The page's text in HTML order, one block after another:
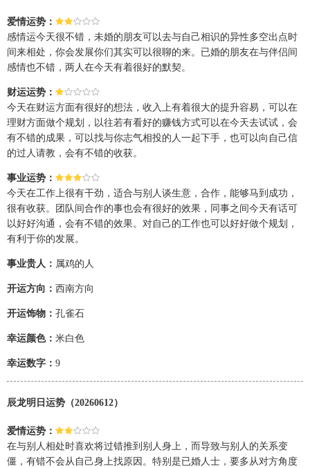
爱情运势：
感情运今天很不错，未婚的朋友可以去与自己相识的异性多空出点时
间来相处，你会发展你们其实可以很聊的来。已婚的朋友在与伴侣间
感情也不错，两人在今天有着很好的默契。
财运运势：
今天在财运方面有很好的想法，收入上有着很大的提升容易，可以在
理财方面做个规划，以往若有看好的赚钱方式可以在今天去试试，会
有不错的成果，可以找与你志气相投的人一起下手，也可以向自己信
的过人请教，会有不错的收获。
事业运势：
今天在工作上很有干劲，适合与别人谈生意，合作，能够马到成功，
很有收获。团队间合作的事也会有很好的效果，同事之间今天有话可
以好好沟通，会有不错的效果。对自己的工作也可以好好做个规划，
有利于你的发展。
事业贵人： 属鸡的人
开运方向： 西南方向
开运饰物： 孔雀石
幸运颜色： 米白色
幸运数字： 9
辰龙明日运势（20260612）
爱情运势：
在与别人相处时喜欢将过错推到别人身上，而导致与别人的关系变
僵，有错不会从自己身上找原因。特别是已婚人士，要多从对方角度